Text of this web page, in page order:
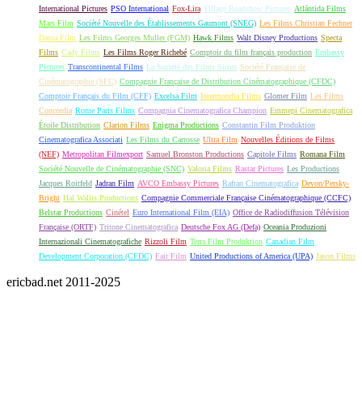
International Pictures PSO International Fox-Lira Village Roadshow Pictures Atlántida Films
Mars Film Société Nouvelle des Établissements Gaumont (SNEG) Les Films Christian Fechner
Dania Film Les Films Georges Muller (FGM) Hawk Films Walt Disney Productions Specta
Films Cady Films Les Films Roger Richebé Comptoir du film français production Embassy
Pictures Transcontinental Films La Société des Films Sirius Société Française de
Cinématographie (SFC) Compagnie Française de Distribution Cinématographique (CFDC)
Comptoir Français du Film (CFF) Excelsa Film Intermondia Films Glomer Film Les Films
Concordia Rome Paris Films Compagnia Cinematografica Champion Emmepi Cinematografica
Étoile Distribution Clarion Films Enigma Productions Constantin Film Produktion
Cinematografica Associati Les Films du Carrosse Ultra Film Nouvelles Éditions de Films
(NEF) Metropolitan Filmexport Samuel Bronston Productions Capitole Films Romana Film
Société Nouvelle de Cinématographie (SNC) Valoria Films Rastar Pictures Les Productions
Jacques Roitfeld Jadran Film AVCO Embassy Pictures Rafran Cinematografica Devon/Persky-
Bright Hal Wallis Productions Compagnie Commerciale Française Cinématographique (CCFC)
Belstar Productions Cinétel Euro International Film (EIA) Office de Radiodiffusion Télévision
Française (ORTF) Tritone Cinematografica Deutsche Fox AG (Defa) Oceania Produzioni
Internazionali Cinematografiche Rizzoli Film Terra Film Produktion Canadian Film
Development Corporation (CFDC) Fair Film United Productions of America (UPA) Jason Films
ericbad.net 2011-2025